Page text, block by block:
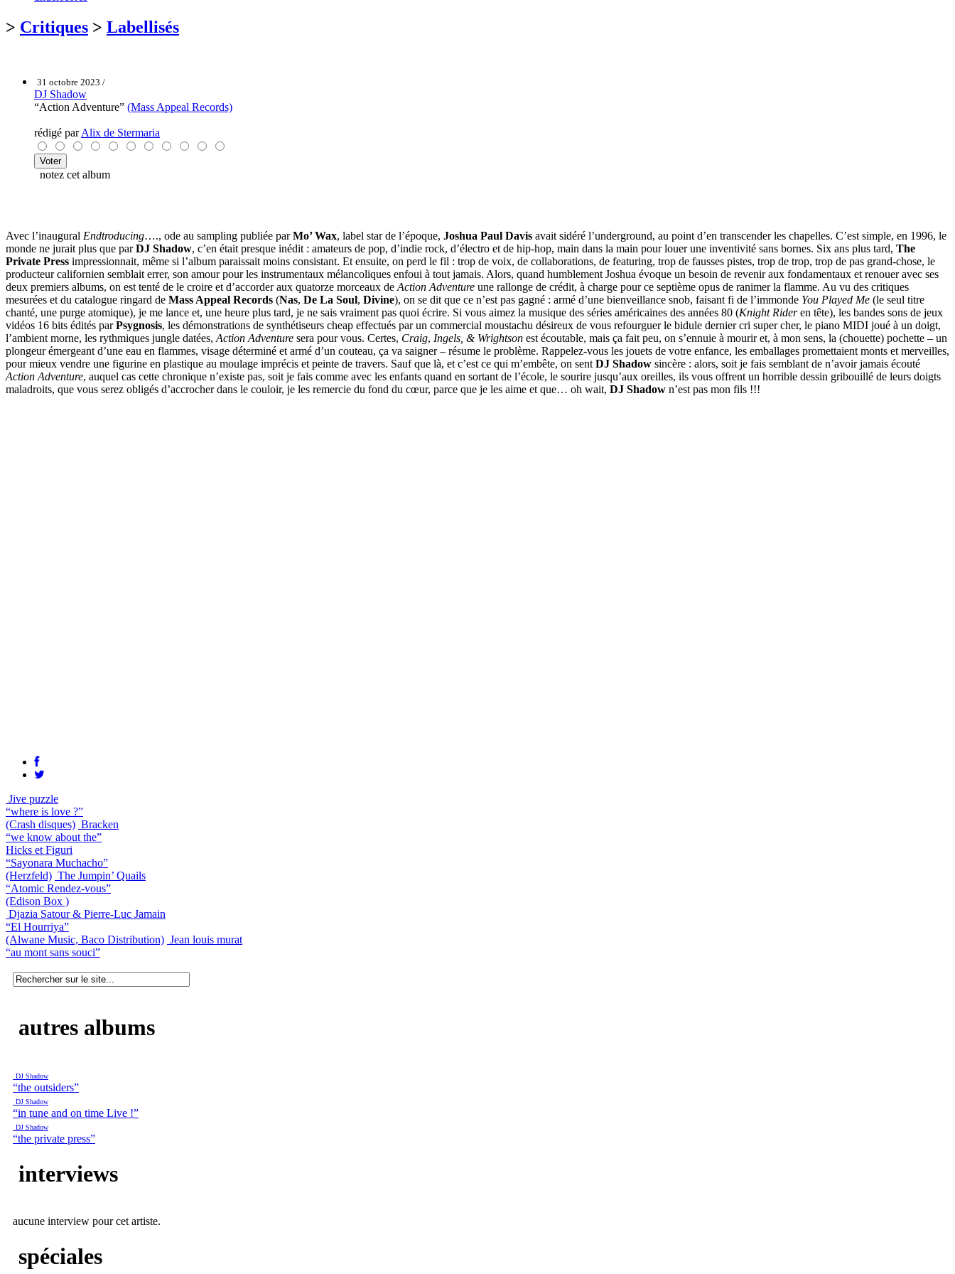
> Critiques > Labellisés
31 octobre 2023 /
DJ Shadow
“Action Adventure” (Mass Appeal Records)
rédigé parAlix de Stermaria
notez cet album
Avec l’inaugural Endtroducing…., ode au sampling publiée parMo’ Wax, label star de l’époque, Joshua Paul Davis avait sidéré l’underground, au point d’en transcender les chapelles. C’est simple, en 1996, le
monde ne jurait plus que parDJ Shadow, c’en était presque inédit : amateurs de pop, d’indie rock, d’électro et de hip-hop, main dans la main pour louer une inventivité sans bornes. Six ans plus tard, The
Private Press impressionnait, même si l’album paraissait moins consistant. Et ensuite, on perd le fil : trop de voix, de collaborations, de featuring, trop de fausses pistes, trop de trop, trop de pas grand-chose, le
producteur californien semblait errer, son amour pour les instrumentaux mélancoliques enfoui à tout jamais. Alors, quand humblement Joshua évoque un besoin de revenir aux fondamentaux et renouer avec ses
deux premiers albums, on est tenté de le croire et d’accorder aux quatorze morceaux de Action Adventure une rallonge de crédit, à charge pour ce septième opus de ranimer la flamme. Au vu des critiques
mesurées et du catalogue ringard de Mass Appeal Records (Nas, De La Soul, Divine), on se dit que ce n’est pas gagné : armé d’une bienveillance snob, faisant fi de l’immonde You Played Me (le seul titre
chanté, une purge atomique), je me lance et, une heure plus tard, je ne sais vraiment pas quoi écrire. Si vous aimez la musique des séries américaines des années 80 (Knight Rideren tête), les bandes sons de jeux
vidéos 16 bits édités parPsygnosis, les démonstrations de synthétiseurs cheap effectués par un commercial moustachu désireux de vous refourguer le bidule dernier cri super cher, le piano MIDI joué à un doigt,
l’ambient morne, les rythmiques jungle datées, Action Adventure sera pour vous. Certes, Craig, Ingels, & Wrightson est écoutable, mais ça fait peu, on s’ennuie à mourir et, à mon sens, la (chouette) pochette – un
plongeur émergeant d’une eau en flammes, visage déterminé et armé d’un couteau, ça va saigner – résume le problème. Rappelez-vous les jouets de votre enfance, les emballages promettaient monts et merveilles,
pour mieux vendre une figurine en plastique au moulage imprécis et peinte de travers. Sauf que là, et c’est ce qui m’embête, on sent DJ Shadow sincère : alors, soit je fais semblant de n’avoir jamais écouté
Action Adventure, auquel cas cette chronique n’existe pas, soit je fais comme avec les enfants quand en sortant de l’école, le sourire jusqu’aux oreilles, ils vous offrent un horrible dessin gribouillé de leurs doigts
maladroits, que vous serez obligés d’accrocher dans le couloir, je les remercie du fond du cœur, parce que je les aime et que… oh wait, DJ Shadow n’est pas mon fils !!!
Jive puzzle
“where is love ?”
(Crash disques) Bracken
“we know about the”
Hicks et Figuri
“Sayonara Muchacho”
(Herzfeld) The Jumpin’ Quails
“Atomic Rendez-vous”
(Edison Box )
Djazia Satour & Pierre-Luc Jamain
“El Hourriya”
(Alwane Music, Baco Distribution) Jean louis murat
“au mont sans souci”
autres albums
DJ Shadow
“the outsiders”
DJ Shadow
“in tune and on time Live !”
DJ Shadow
“the private press”
interviews
aucune interview pour cet artiste.
spéciales